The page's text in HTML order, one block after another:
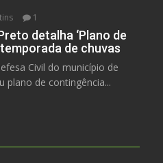
1
detalha ‘Plano de
de chuvas
Civil do município de
plano de contingência...